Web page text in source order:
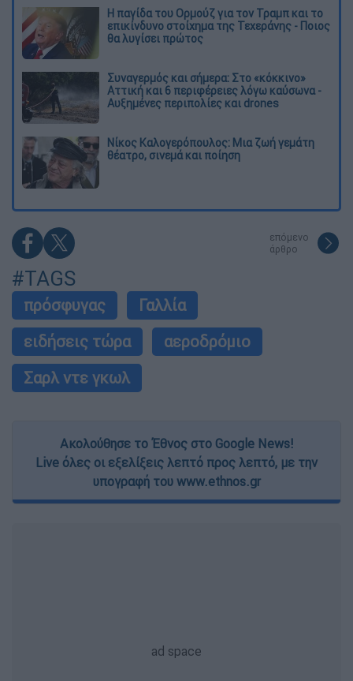
Η παγίδα του Ορμούζ για τον Τραμπ και το
επικίνδυνο στοίχημα της Τεχεράνης - Ποιος
θα λυγίσει πρώτος
Συναγερμός και σήμερα: Στο «κόκκινο»
Αττική και 6 περιφέρειες λόγω καύσωνα -
Αυξημένες περιπολίες και drones
Νίκος Καλογερόπουλος: Μια ζωή γεμάτη
θέατρο, σινεμά και ποίηση
επόμενο
άρθρο
#TAGS
πρόσφυγας
Γαλλία
ειδήσεις τώρα
αεροδρόμιο
Σαρλ ντε γκωλ
Ακολούθησε το Έθνος στο Google News!
Live όλες οι εξελίξεις λεπτό προς λεπτό, με την
υπογραφή του www.ethnos.gr